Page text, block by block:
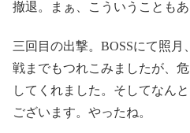
撤退。まぁ、こういうこともあ
三回目の出撃。BOSSにて照
戦までもつれこみましたが、
してくれました。そしてなん
ございます。やったね。